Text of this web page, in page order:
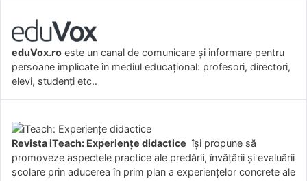
eduVox.ro este un canal de comunicare și informare pentru
persoane implicate în mediul educațional: profesori, directori,
elevi, studenți etc..
Revista iTeach: Experienţe didactice îşi propune să
promoveze aspectele practice ale predării, învăţării şi evaluării
şcolare prin aducerea în prim plan a experienţelor concrete ale